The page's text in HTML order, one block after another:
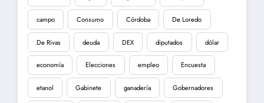
campo Consumo Córdoba De Loredo
De Rivas deuda DEX diputados dólar
economía Elecciones empleo Encuesta
etanol Gabinete ganadería Gobernadores